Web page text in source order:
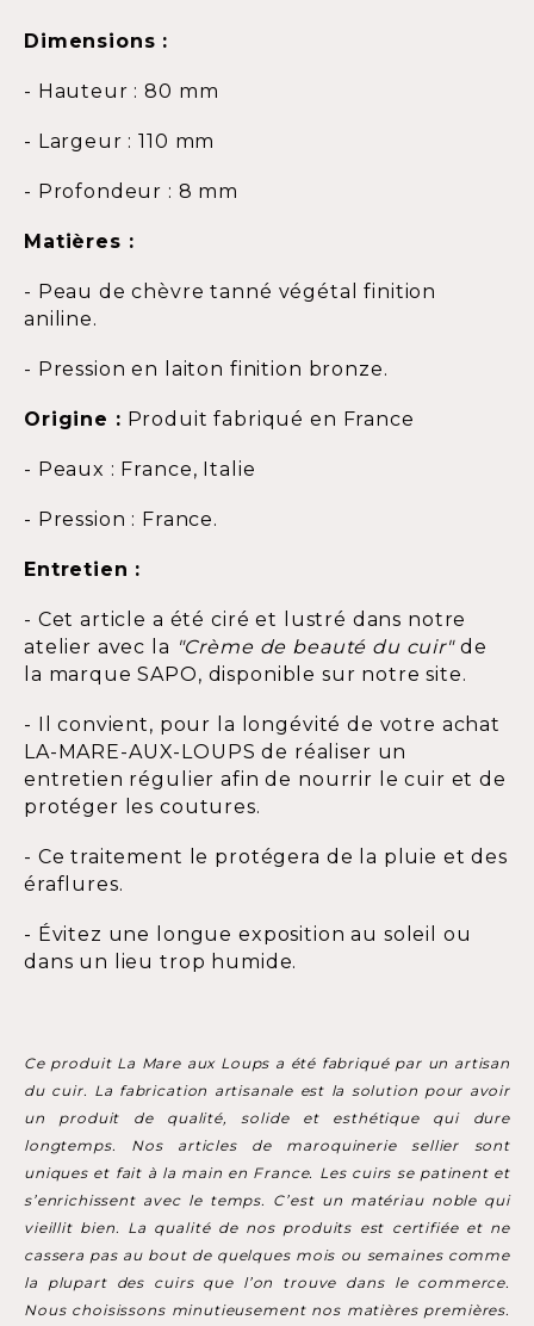
Dimensions :
- Hauteur : 80 mm
- Largeur : 110 mm
- Profondeur : 8 mm
Matières :
- Peau de chèvre tanné végétal finition
aniline.
- Pression en laiton finition bronze.
Origine : Produit fabriqué en France
- Peaux : France, Italie
- Pression : France.
Entretien :
- Cet article a été ciré et lustré dans notre
atelier avec la "Crème de beauté du cuir"de
la marque SAPO, disponible sur notre site.
- Il convient, pour la longévité de votre achat
LA-MARE-AUX-LOUPS de réaliser un
entretien régulier afin de nourrir le cuir et de
protéger les coutures.
- Ce traitement le protégera de la pluie et des
éraflures.
- Évitez une longue exposition au soleil ou
dans un lieu trop humide.
Ce produit La Mare aux Loups a été fabriqué par un artisan
du cuir. La fabrication artisanale est la solution pour avoir
un produit de qualité, solide et esthétique qui dure
longtemps. Nos articles de maroquinerie sellier sont
uniques et fait à la main en France. Les cuirs se patinent et
s’enrichissent avec le temps. C’est un matériau noble qui
vieillit bien. La qualité de nos produits est certifiée et ne
cassera pas au bout de quelques mois ou semaines comme
la plupart des cuirs que l’on trouve dans le commerce.
Nous choisissons minutieusement nos matières premières.